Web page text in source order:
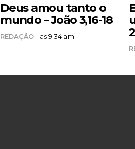
Deus amou tanto o
mundo – João 3,16-18
REDAÇÃO as 9:34 am